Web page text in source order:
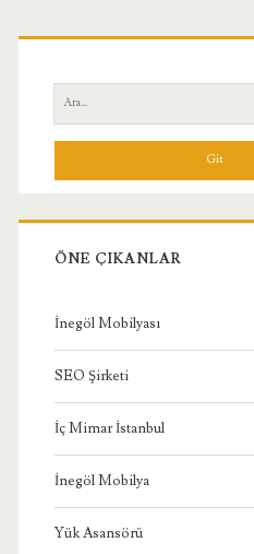
Birincil
Yan
Menü
Ara:
ÖNE ÇIKANLAR
İnegöl Mobilyası
SEO Şirketi
İç Mimar İstanbul
İnegöl Mobilya
Yük Asansörü